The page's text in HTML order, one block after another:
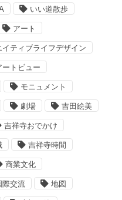
いい道散歩
アート
イティブライフデザイン
ートビュー
モニュメント
劇場 吉田絵美
吉祥寺おでかけ
吉祥寺時間
商業文化
際交流 地図